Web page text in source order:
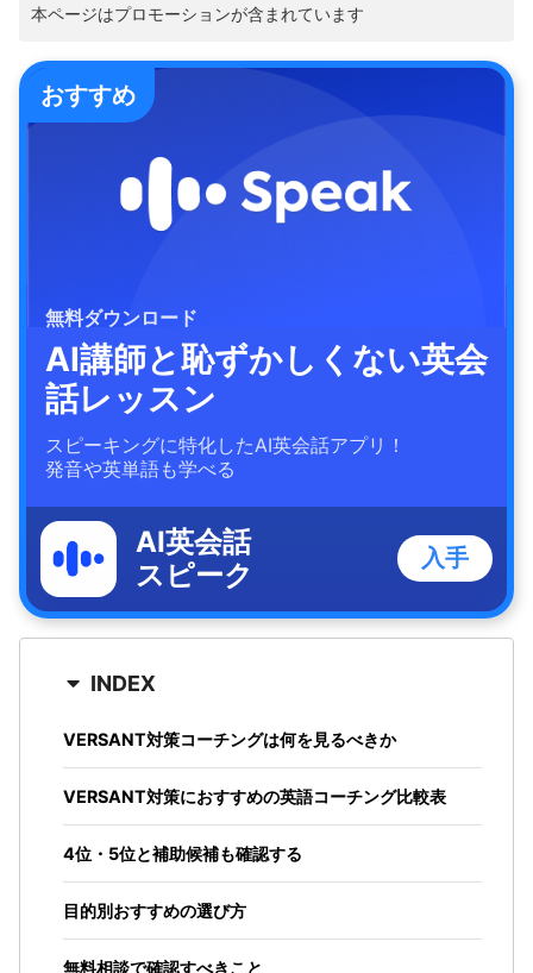
本ページはプロモーションが含まれています
おすすめ
無料ダウンロード
AI講師と恥ずかしくない英会
話レッスン
スピーキングに特化したAI英会話アプリ！
発音や英単語も学べる
AI英会話
スピーク
入手
INDEX
VERSANT対策コーチングは何を見るべきか
VERSANT対策におすすめの英語コーチング比較表
4位・5位と補助候補も確認する
目的別おすすめの選び方
無料相談で確認すべきこと